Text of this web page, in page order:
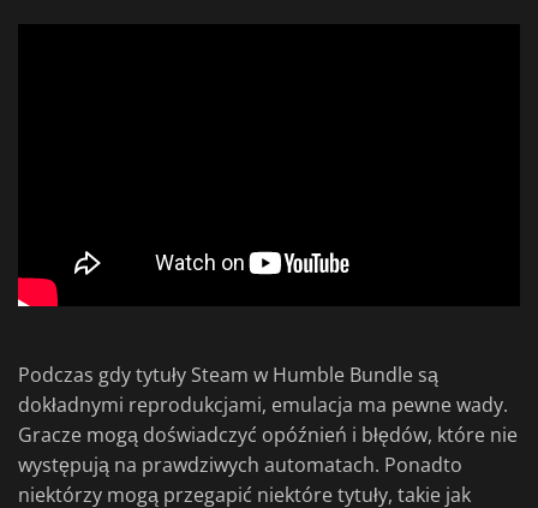
Podczas gdy tytuły Steam w Humble Bundle są
dokładnymi reprodukcjami, emulacja ma pewne wady.
Gracze mogą doświadczyć opóźnień i błędów, które nie
występują na prawdziwych automatach. Ponadto
niektórzy mogą przegapić niektóre tytuły, takie jak